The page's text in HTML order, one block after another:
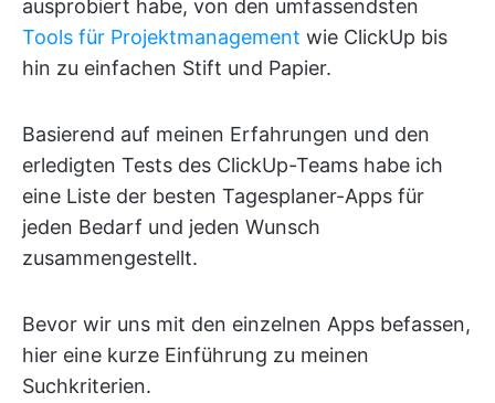
ausprobiert habe, von den umfassendsten
Tools für Projektmanagement wie ClickUp bis
hin zu einfachen Stift und Papier.
Basierend auf meinen Erfahrungen und den
erledigten Tests des ClickUp-Teams habe ich
eine Liste der besten Tagesplaner-Apps für
jeden Bedarf und jeden Wunsch
zusammengestellt.
Bevor wir uns mit den einzelnen Apps befassen,
hier eine kurze Einführung zu meinen
Suchkriterien.